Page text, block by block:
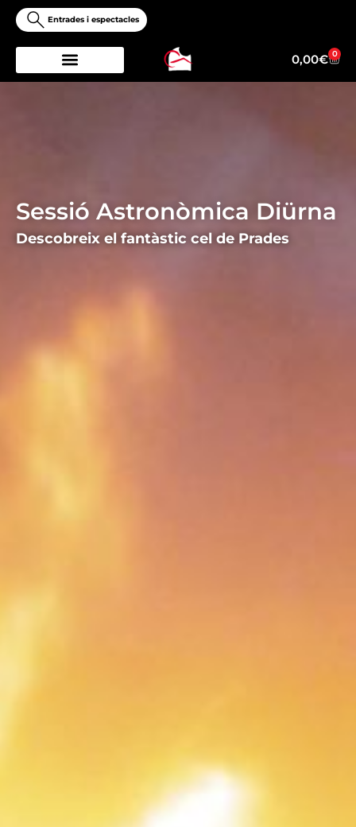
Vés
contingut
Entrades i espectacles
0,00€ 0
Sessió Astronòmica Diürna
Descobreix el fantàstic cel de Prades